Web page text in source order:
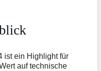
ist ein Highlight für
auf technische